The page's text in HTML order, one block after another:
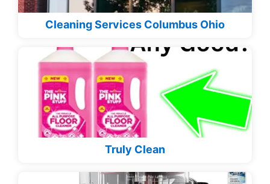
Cleaning Services Columbus Ohio
Truly Clean